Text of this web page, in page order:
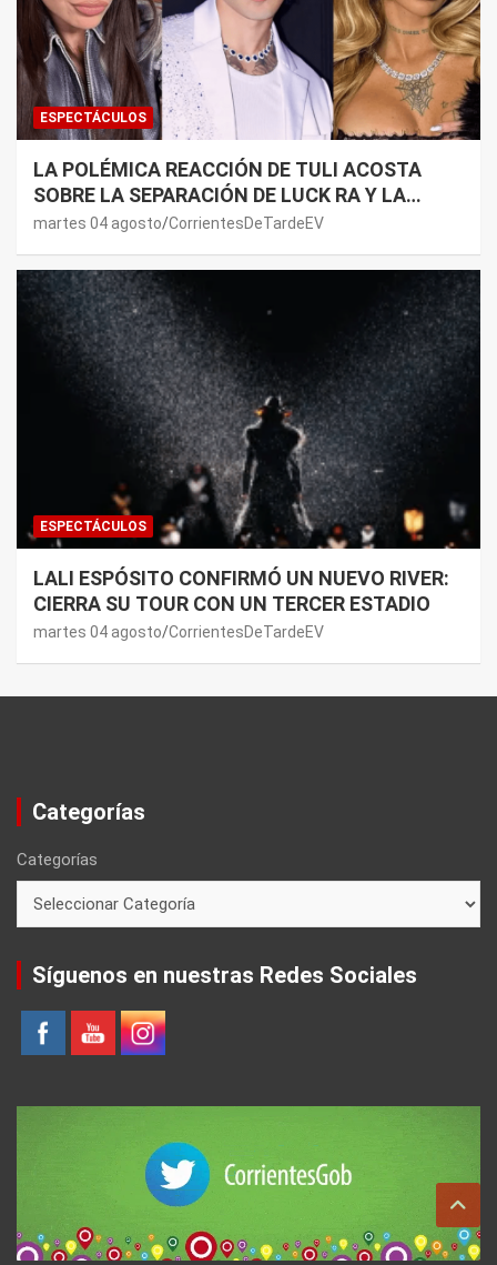
ESPECTÁCULOS
LA POLÉMICA REACCIÓN DE TULI ACOSTA
SOBRE LA SEPARACIÓN DE LUCK RA Y LA
JOAQUI: “¿MI VERDAD?”
martes 04 agosto CorrientesDeTardeEV
ESPECTÁCULOS
LALI ESPÓSITO CONFIRMÓ UN NUEVO RIVER:
CIERRA SU TOUR CON UN TERCER ESTADIO
martes 04 agosto CorrientesDeTardeEV
Categorías
Categorías
Síguenos en nuestras Redes Sociales